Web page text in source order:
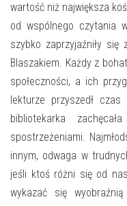
O NAS
wartość niż największa
od wspólnego czytania
szybko zaprzyjaźniły
Blaszakiem. Każdy z
społeczności, a ich
lekturze przyszedł
bibliotekarka
spostrzeżeniami.
innym, odwaga w
jeśli ktoś różni się od
wykazać się